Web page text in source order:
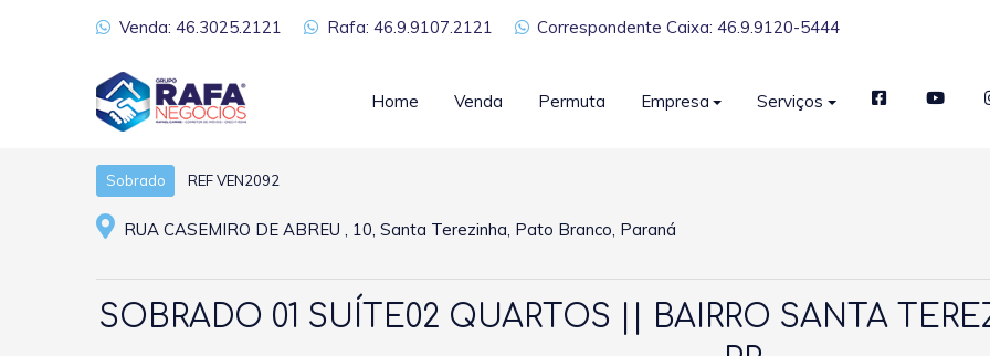
Venda: 46.3025.2121 Rafa: 46.9.9107.2121 Correspondente Caixa: 46.9.9120-5444
Home Venda Permuta Empresa Serviços
Sobrado REF VEN2092
RUA CASEMIRO DE ABREU , 10, Santa Terezinha, Pato Branco, Paraná
SOBRADO 01 SUÍTE02 QUARTOS || BAIRRO SANTA